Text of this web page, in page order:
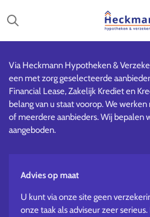
direct
hoofdinhoud
Via Heckmann Hypotheken &
een met zorg geselecteerde
Financial Lease, Zakelijk Krediet en
belang van u staat voorop. We
of meerdere aanbieders. Wij bepalen
aangeboden.
Advies op maat
U kunt via onze site geen
onze taak als adviseur zeer serieus.